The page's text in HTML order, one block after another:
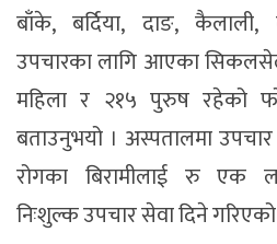
बाँके, बर्दिया, दाङ, कैलाली,
उपचारका लागि आएका
महिला र २१५ पुरुष रहेको
बताउनुभयो । अस्पतालमा
रोगका बिरामीलाई रु एक
निःशुल्क उपचार सेवा दिने